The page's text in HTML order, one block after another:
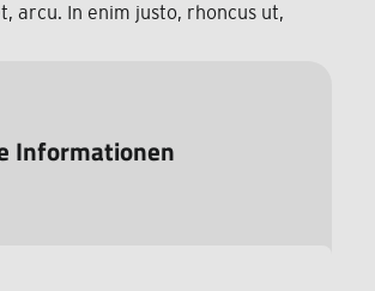
arcu. In enim justo, rhoncus ut,
Informationen